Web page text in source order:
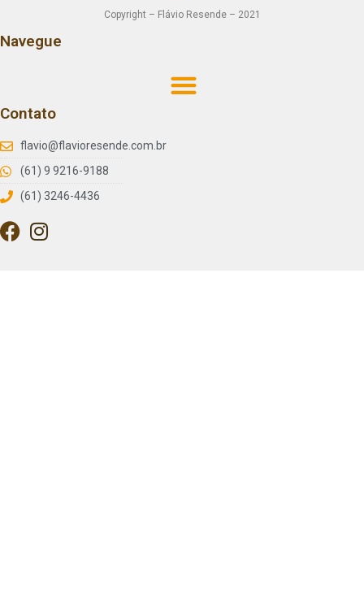
Copyright – Flávio Resende – 2021
Navegue
Contato
flavio@flavioresende.com.br
(61) 9 9216-9188
(61) 3246-4436